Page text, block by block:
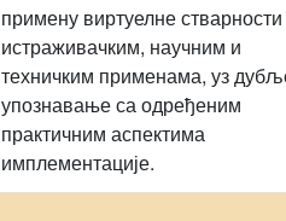
примену виртуелне
истраживачким, научним и
техничким применама, уз
упознавање са одређеним
практичним аспектима
имплементације.